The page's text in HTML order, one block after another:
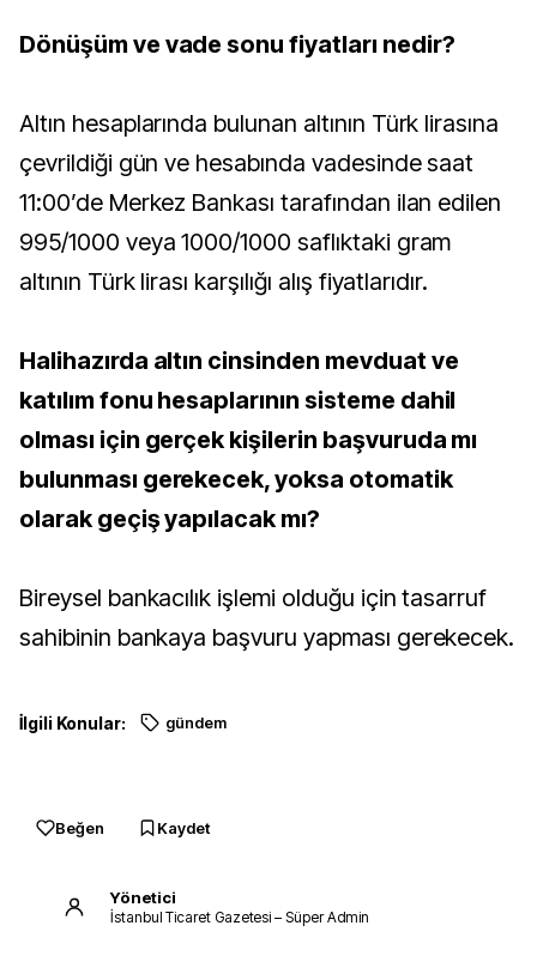
Dönüşüm ve vade sonu fiyatları nedir?
Altın hesaplarında bulunan altının Türk lirasına
çevrildiği gün ve hesabında vadesinde saat
11:00’de Merkez Bankası tarafından ilan edilen
995/1000 veya 1000/1000 saflıktaki gram
altının Türk lirası karşılığı alış fiyatlarıdır.
Halihazırda altın cinsinden mevduat ve
katılım fonu hesaplarının sisteme dahil
olması için gerçek kişilerin başvuruda mı
bulunması gerekecek, yoksa otomatik
olarak geçiş yapılacak mı?
Bireysel bankacılık işlemi olduğu için tasarruf
sahibinin bankaya başvuru yapması gerekecek.
İlgili Konular: gündem
Beğen Kaydet
Yönetici
İstanbul Ticaret Gazetesi – Süper Admin